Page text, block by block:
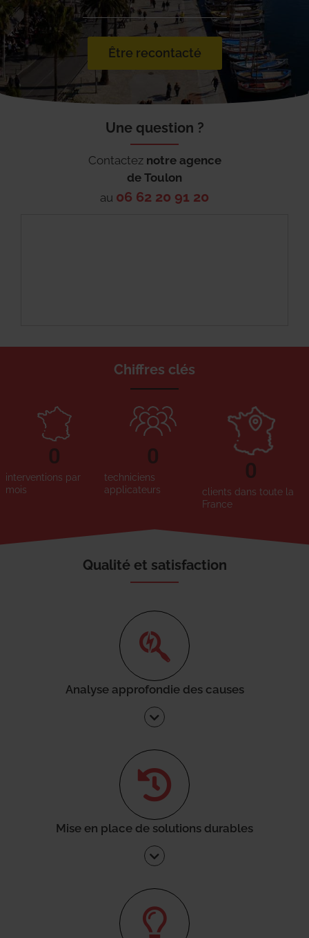
Être recontacté
Une question ?
Contactez notre agence
de Toulon
au 06 62 20 91 20
Chiffres clés
interventions par
mois
0
techniciens
applicateurs
0
clients dans toute la
France
0
Qualité et satisfaction
Analyse approfondie des causes
Mise en place de solutions durables